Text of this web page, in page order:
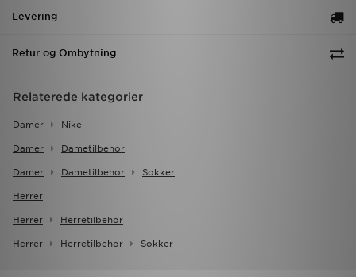
Levering
Retur og Ombytning
Relaterede kategorier
Damer Nike
Damer Dametilbehor
Damer Dametilbehor Sokker
Herrer
Herrer Herretilbehor
Herrer Herretilbehor Sokker